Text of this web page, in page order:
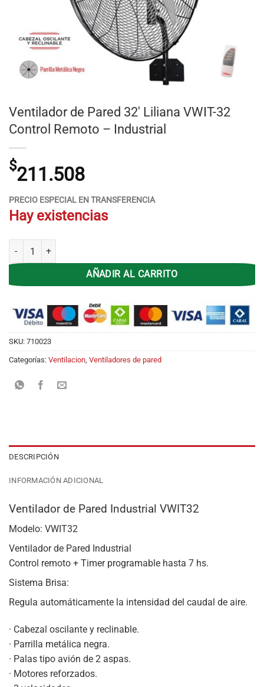
Ventilador de Pared 32′ Liliana VWIT-32
Control Remoto – Industrial
$211.508
PRECIO ESPECIAL EN TRANSFERENCIA
Hay existencias
Ventilador de Pared 32' Liliana VWIT-32 Control Remoto - Industrial
AÑADIR AL CARRITO
SKU: 710023
Categorías: Ventilacion Ventiladores de pared
DESCRIPCIÓN
INFORMACIÓN ADICIONAL
Ventilador de Pared Industrial VWIT32
Modelo: VWIT32
Ventilador de Pared Industrial
Control remoto + Timer programable hasta 7 hs.
Sistema Brisa:
Regula automáticamente la intensidad del caudal de aire.
· Cabezal oscilante y reclinable.
· Parrilla metálica negra.
· Palas tipo avión de 2 aspas.
· Motores reforzados.